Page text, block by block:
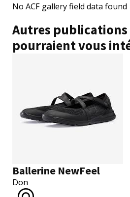
No ACF gallery field data found
Autres publications
pourraient vous
Ballerine NewFeel
Don